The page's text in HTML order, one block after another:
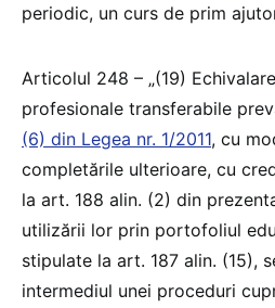
periodic, un curs de prim
Articolul 248 – „(19)
profesionale transferabile
(6) din Legea nr. 1/2011, cu
completările ulterioare, cu
la art. 188 alin. (2) din
utilizării lor prin portofoliul
stipulate la art. 187 alin. (15),
intermediul unei proceduri